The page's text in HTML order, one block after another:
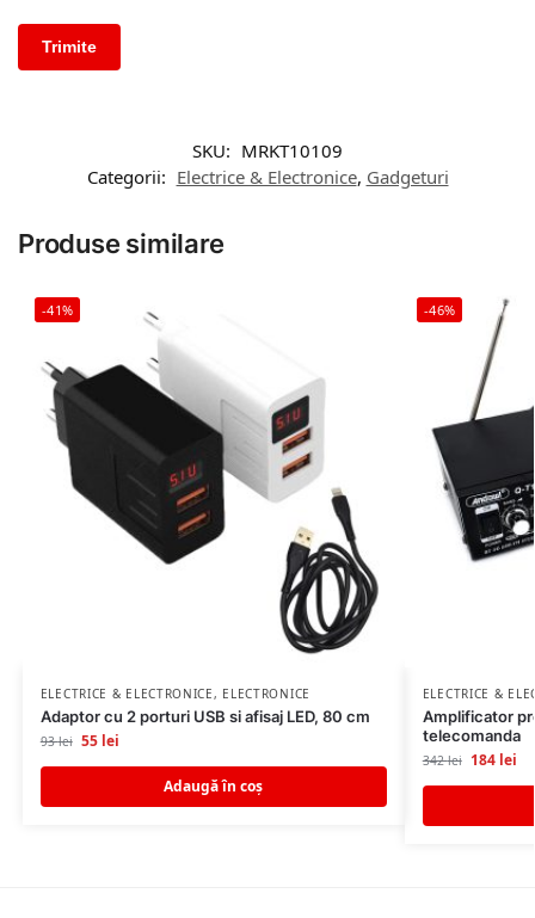
SKU: MRKT10109
Categorii: Electrice & Electronice, Gadgeturi
Produse similare
-41%
ELECTRICE & ELECTRONICE, ELECTRONICE
Adaptor cu 2 porturi USB si afisaj LED, 80 cm
93lei 55 lei
Adaugă în coș
-46%
ELECTRICE &
Amplificator
telecomanda
342lei 184 lei